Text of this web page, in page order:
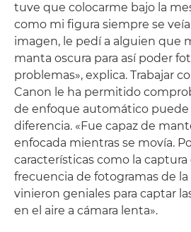
tuve que colocarme bajo la
como mi figura siempre se
imagen, le pedí a alguien que
manta oscura para así poder
problemas», explica. Trabajar
Canon le ha permitido
de enfoque automático puede
diferencia. «Fue capaz de
enfocada mientras se movía.
características como la captura
frecuencia de fotogramas de
vinieron geniales para captar
en el aire a cámara lenta».